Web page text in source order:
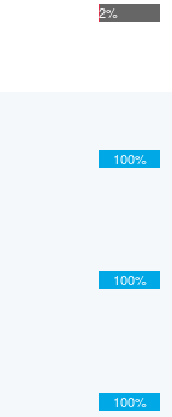
2%
100%
100%
100%